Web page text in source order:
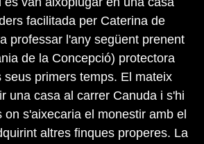
facilitada per Caterina de
professar l'any següent prenent
de la Concepció) protectora
seus primers temps. El mateix
una casa al carrer Canuda i s'hi
on s'aixecaria el monestir amb el
altres finques properes. La